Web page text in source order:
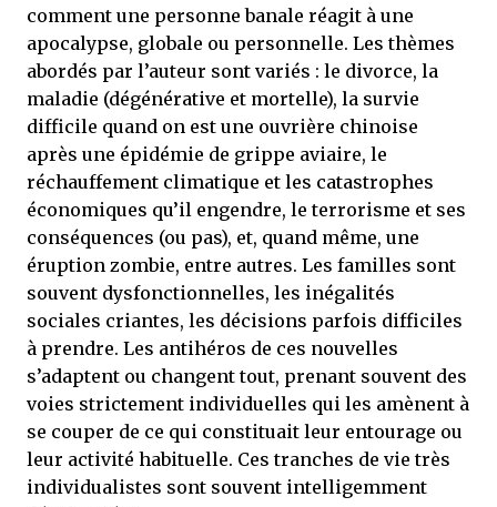
comment une personne banale réagit à une
apocalypse, globale ou personnelle. Les thèmes
abordés par l’auteur sont variés : le divorce, la
maladie (dégénérative et mortelle), la survie
difficile quand on est une ouvrière chinoise
après une épidémie de grippe aviaire, le
réchauffement climatique et les catastrophes
économiques qu’il engendre, le terrorisme et ses
conséquences (ou pas), et, quand même, une
éruption zombie, entre autres. Les familles sont
souvent dysfonctionnelles, les inégalités
sociales criantes, les décisions parfois difficiles
à prendre. Les antihéros de ces nouvelles
s’adaptent ou changent tout, prenant souvent des
voies strictement individuelles qui les amènent à
se couper de ce qui constituait leur entourage ou
leur activité habituelle. Ces tranches de vie très
individualistes sont souvent intelligemment